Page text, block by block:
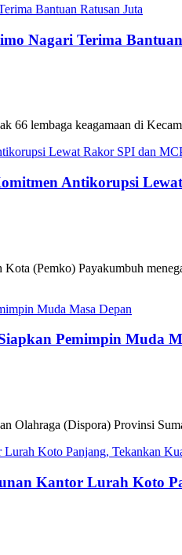
Nagari Terima
lembaga keagamaan di
Antikorupsi
(Pemko) Payakumbuh
Pemimpin Muda
Olahraga (Dispora) Provinsi
Kantor Lurah Koto